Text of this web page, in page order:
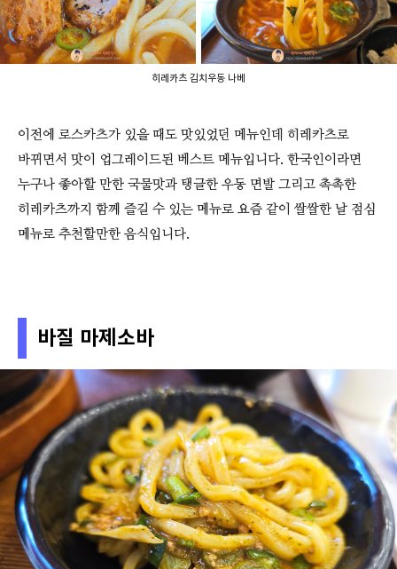
히레카츠 김치우동 나베
이전에 로스카츠가 있을 때도 맛있었던 메뉴인데 히레카츠로
바뀌면서 맛이 업그레이드된 베스트 메뉴입니다. 한국인이라면
누구나 좋아할 만한 국물맛과 탱글한 우동 면발 그리고 촉촉한
히레카츠까지 함께 즐길 수 있는 메뉴로 요즘 같이 쌀쌀한 날 점심
메뉴로 추천할만한 음식입니다.
바질 마제소바